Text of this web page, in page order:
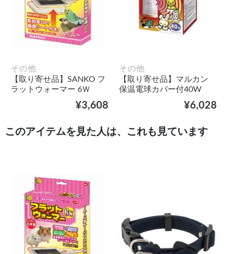
その他
【取り寄せ品】SANKO フ
ラットウォーマー 6Ｗ
¥3,608
その他
【取り寄せ品】マルカン
保温電球カバー付40W
¥6,028
このアイテムを見た人は、これも見ています